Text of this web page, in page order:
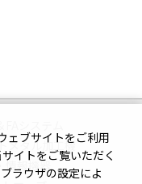
メタル加工機
情報機器
ェブサイトをご利用
イトをご覧いただく
ラウザの設定によ